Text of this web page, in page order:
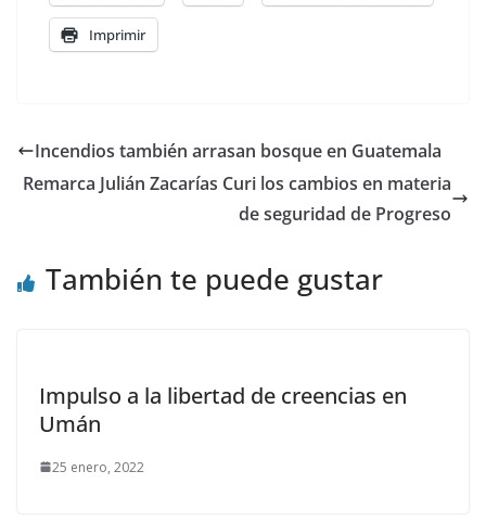
Imprimir
Incendios también arrasan bosque en Guatemala
Remarca Julián Zacarías Curi los cambios en materia
de seguridad de Progreso
También te puede gustar
Impulso a la libertad de creencias en
Umán
25 enero, 2022